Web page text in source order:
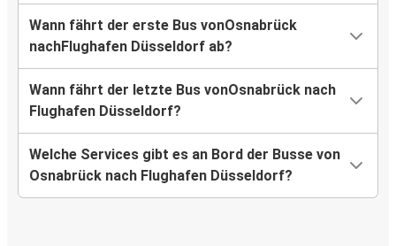
Wann fährt der erste Bus vonOsnabrück
nachFlughafen Düsseldorf ab?
Wann fährt der letzte Bus vonOsnabrück nach
Flughafen Düsseldorf?
Welche Services gibt es an Bord der Busse von
Osnabrück nach Flughafen Düsseldorf?